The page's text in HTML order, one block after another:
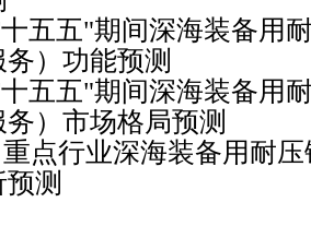
"期间深海装备用耐
）功能预测
"期间深海装备用耐
）市场格局预测
业深海装备用耐压
测